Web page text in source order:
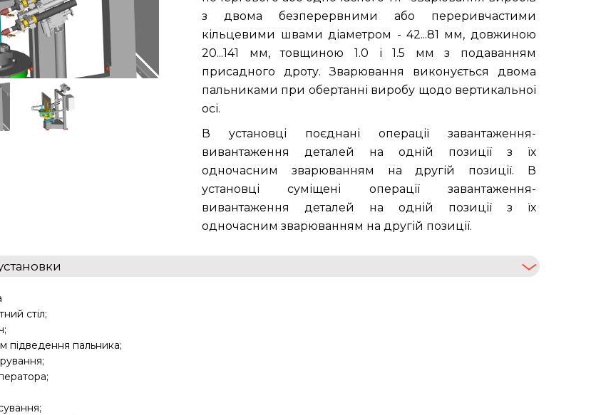
з двома безперервними або переривчастими
кільцевими швами діаметром - 42...81 мм, довжиною
20...141 мм, товщиною 1.0 і 1.5 мм з подаванням
присадного дроту. Зварювання виконується двома
пальниками при обертанні виробу щодо вертикальної
осі.
В установці поєднані операції завантаження-
вивантаження деталей на одній позиції з їх
одночасним зварюванням на другій позиції. В
установці суміщені операції завантаження-
вивантаження деталей на одній позиції з їх
одночасним зварюванням на другій позиції.
стіл;
підведення пальника;